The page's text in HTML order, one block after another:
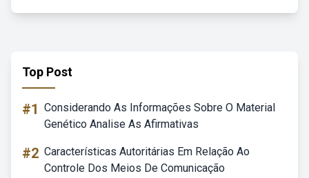
Top Post
#1 Considerando As Informações Sobre O Material
Genético Analise As Afirmativas
#2 Características Autoritárias Em Relação Ao
Controle Dos Meios De Comunicação